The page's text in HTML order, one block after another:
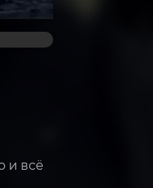
и всё